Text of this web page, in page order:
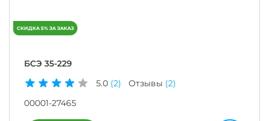
БСЭ 35-229
5.0 (2) Отзывы (2)
00001-27465